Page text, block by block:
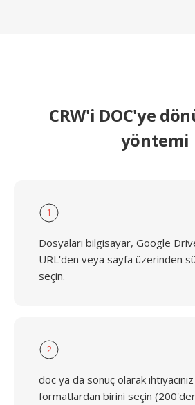
CRW'i DOC'ye
yöntemi
1
Dosyaları bilgisayar, Google
URL'den veya sayfa üzerinden
seçin.
2
doc ya da sonuç olarak
formatlardan birini seçin